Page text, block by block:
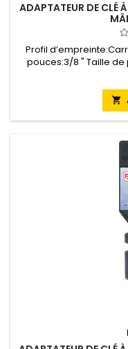
ADAPTATEUR DE CLÉ
Profil
pouces:3/8 " Taille de
Profil
d'entraînement,
métrique:6,3 mm
vanadium
